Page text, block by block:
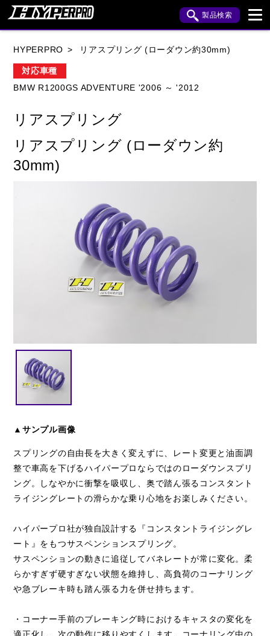
製品検索
BUELL
KTM MOTO GUZZI
MV AGUSTA ROYAL ENFIELD
HYPERPRO リアスプリング (ローダウン約30mm)
対応車種
BMW R1200GS ADVENTURE '2006 ～ '2012
リアスプリング
リアスプリング (ローダウン約
30mm)
▲サンプル画像
スプリングの自由長を大きく変えずに、レート変更と油面調
整で車高を下げるハイパープロならではのローダウンスプリ
ング。しなやかに衝撃を吸収し、奥で踏ん張るコンスタント
ライジングレートの滑らかな乗り心地をお楽しみください。
ハイパープロ社が独自設計する『コンスタントライジングレ
ート』をもつサスペンションスプリング。
サスペンションの動きに追従してバネレートが常に変化。柔
らかすぎず硬すぎない状態を維持し、高負荷のコーナリング
や急ブレーキ時も踏ん張る力を併せ持ちます。
・コーナー手前のブレーキング時におけるキャスタの変化を